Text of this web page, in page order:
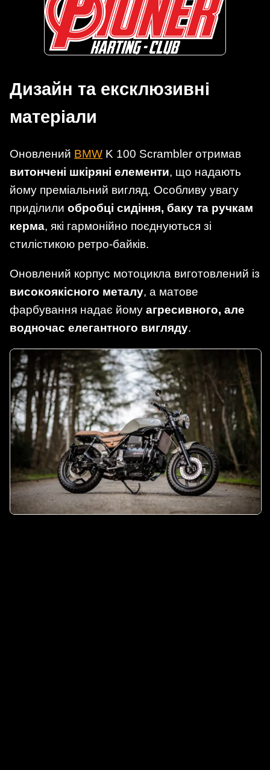
Дизайн та ексклюзивні
матеріали
Оновлений BMW K 100 Scrambler отримав
витончені шкіряні елементи, що надають
йому преміальний вигляд. Особливу увагу
приділили обробці сидіння, баку та ручкам
керма, які гармонійно поєднуються зі
стилістикою ретро-байків.
Оновлений корпус мотоцикла виготовлений із
високоякісного металу, а матове
фарбування надає йому агресивного, але
водночас елегантного вигляду.